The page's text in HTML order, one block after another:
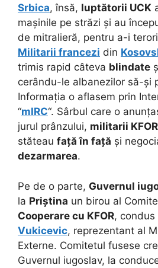
Srbica, însă, luptătorii UCK
mașinile pe străzi și au
de mitralieră, pentru a-i
Militarii francezi din
trimis rapid câteva blindate
cerându-le albanezilor să-și
Informația o aflasem prin
“mIRC“. Sârbul care o
jurul prânzului, militarii KFOR
stăteau față în față și
dezarmarea.
Pe de o parte, Guvernul
la Priștina un birou al
Cooperare cu KFOR, condus
Vukicevic, reprezentant al
Externe. Comitetul fusese
Guvernul iugoslav, la